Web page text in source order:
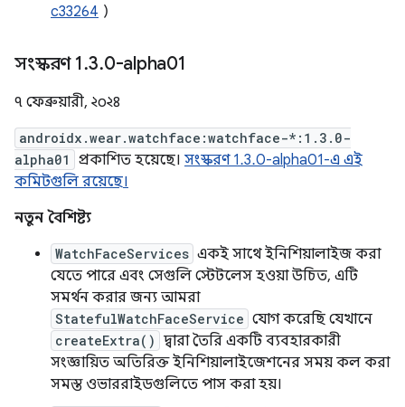
c33264 )
সংস্করণ 1.3.0-alpha01
৭ ফেব্রুয়ারী, ২০২৪
androidx.wear.watchface:watchface-*:1.3.0-
alpha01
প্রকাশিত হয়েছে। সংস্করণ 1.3.0-alpha01-এ এই
কমিটগুলি রয়েছে।
নতুন বৈশিষ্ট্য
WatchFaceServices একই সাথে ইনিশিয়ালাইজ করা
যেতে পারে এবং সেগুলি স্টেটলেস হওয়া উচিত, এটি
সমর্থন করার জন্য আমরা
StatefulWatchFaceService যোগ করেছি যেখানে
createExtra() দ্বারা তৈরি একটি ব্যবহারকারী
সংজ্ঞায়িত অতিরিক্ত ইনিশিয়ালাইজেশনের সময় কল করা
সমস্ত ওভাররাইডগুলিতে পাস করা হয়।